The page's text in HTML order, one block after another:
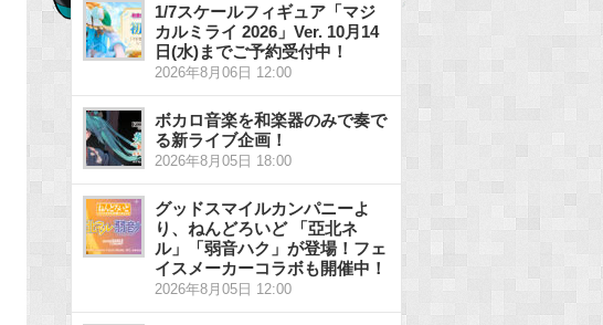
1/7スケールフィギュア「マジ
カルミライ 2026」Ver. 10月14
日(水)までご予約受付中！
2026年8月06日 12:00
ボカロ音楽を和楽器のみで奏で
る新ライブ企画！
2026年8月05日 18:00
グッドスマイルカンパニーよ
り、ねんどろいど 「亞北ネ
ル」「弱音ハク」が登場！フェ
イスメーカーコラボも開催中！
2026年8月05日 12:00